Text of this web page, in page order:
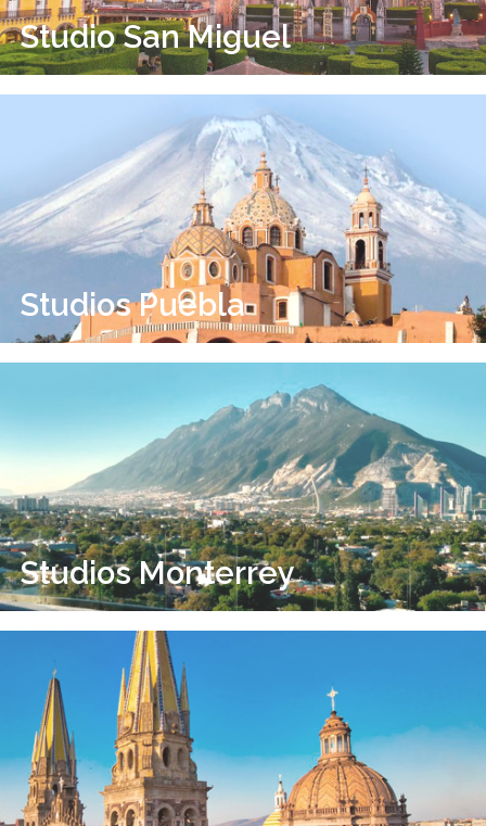
Studio San Miguel
Studios Puebla
Studios Monterrey